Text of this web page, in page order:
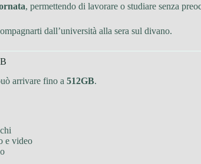
, permettendo di lavorare o studiare senza
dall’università alla sera sul divano.
arrivare fino a 512GB.
e video